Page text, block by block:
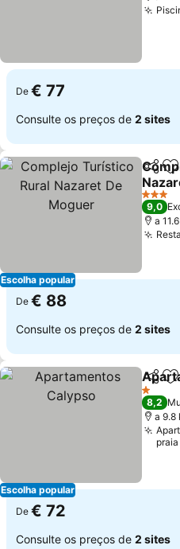
De € 77
Consulte os preços de 2 sites
Escolha popular
3 Estrelas
9,0
a
De € 88
Consulte os preços de 2 sites
Escolha popular
1 Estrelas
8,2
a 9.8
praia
De € 72
Consulte os preços de 2 sites